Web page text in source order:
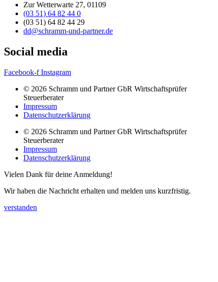
Zur Wetterwarte 27, 01109
(03 51) 64 82 44 0
(03 51) 64 82 44 29
dd@schramm-und-partner.de
Social media
Facebook-f Instagram
© 2026 Schramm und Partner GbR Wirtschaftsprüfer
Steuerberater
Impressum
Datenschutzerklärung
© 2026 Schramm und Partner GbR Wirtschaftsprüfer
Steuerberater
Impressum
Datenschutzerklärung
Vielen Dank für deine Anmeldung!
Wir haben die Nachricht erhalten und melden uns kurzfristig.
verstanden